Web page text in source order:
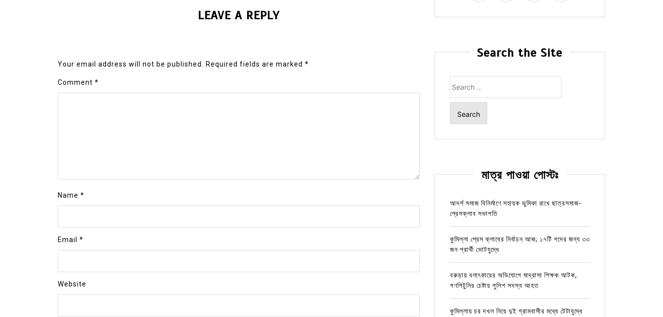
LEAVE A REPLY
Your email address will not be published. Required fields are marked *
Comment *
Name *
Email *
Website
Search the Site
for:
মাত্র পাওয়া পোস্টঃ
আদর্শ সমাজ বিনির্মাণে সহায়ক ভুমিকা রাখে ছাত্রসমাজ-
প্রেসক্লাব সভাপতি
কুমিল্লা প্রেস ক্লাবের নির্বাচন আজ; ১৭টি পদের জন্য ৩৩
জন প্রার্থী ভোটযুদ্ধে
বরুড়ায় বলাৎকারের অভিযোগে মাদ্রাসা শিক্ষক আটক,
গণপিটুনির চেষ্টায় পুলিশ সদস্য আহত
কুমিল্লায় চর দখল নিয়ে দুই গ্রামবাসীর মধ্যে টেটাযুদ্ধে